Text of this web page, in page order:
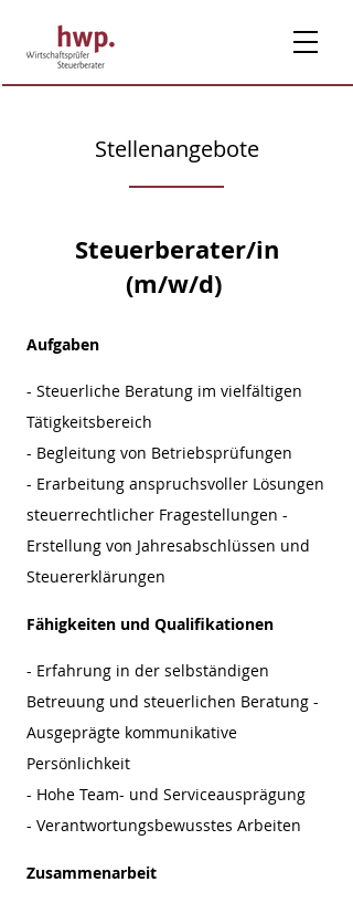
Stellenangebote
Steuerberater/in
(m/w/d)
Aufgaben
- Steuerliche Beratung im vielfältigen
Tätigkeitsbereich
- Begleitung von Betriebsprüfungen
- Erarbeitung anspruchsvoller Lösungen
steuerrechtlicher Fragestellungen -
Erstellung von Jahresabschlüssen und
Steuererklärungen
Fähigkeiten und Qualifikationen
- Erfahrung in der selbständigen
Betreuung und steuerlichen Beratung -
Ausgeprägte kommunikative
Persönlichkeit
- Hohe Team- und Serviceausprägung
- Verantwortungsbewusstes Arbeiten
Zusammenarbeit